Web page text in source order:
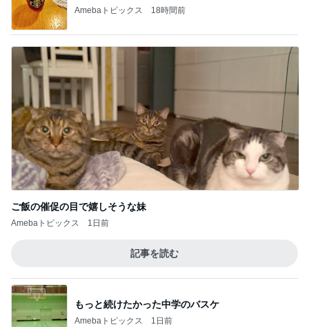
Amebaトピックス 18時間前
ご飯の催促の目で嬉しそうな妹
Amebaトピックス 1日前
記事を読む
もっと続けたかった中学のバスケ
Amebaトピックス 1日前